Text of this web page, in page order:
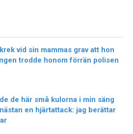
vid sin mammas grav att hon
trodde honom förrän polisen
de här små kulorna i min säng
en hjärtattack: jag berättar